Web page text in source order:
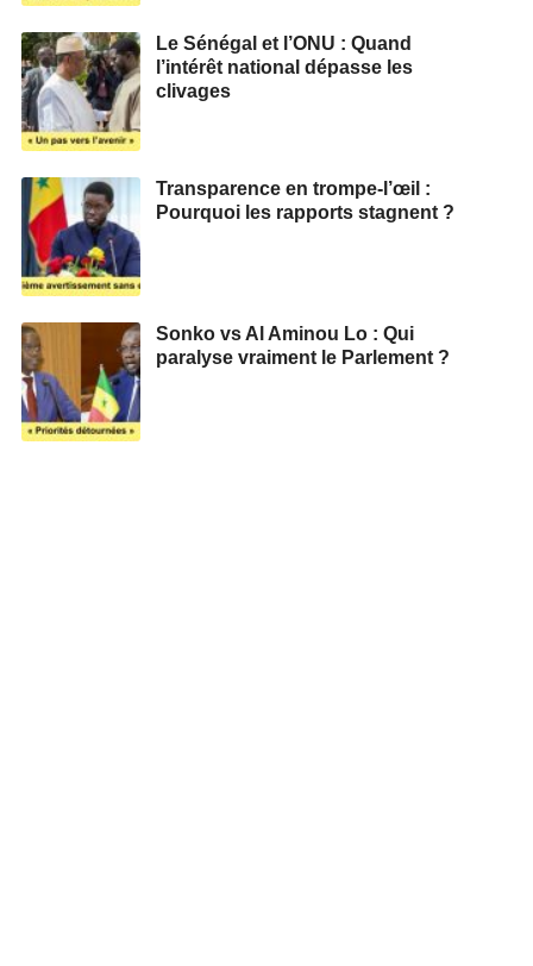
Le Sénégal et l’ONU : Quand
l’intérêt national dépasse les
clivages
Transparence en trompe-l’œil :
Pourquoi les rapports stagnent ?
Sonko vs Al Aminou Lo : Qui
paralyse vraiment le Parlement ?